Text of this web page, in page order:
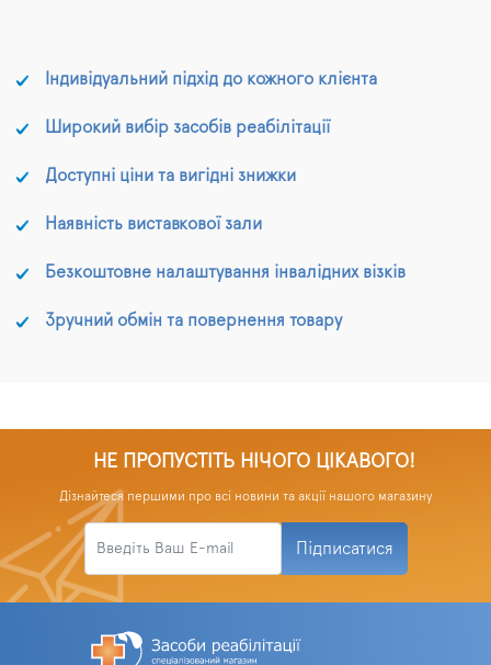
Індивідуальний підхід до кожного клієнта
Широкий вибір засобів реабілітації
Доступні ціни та вигідні знижки
Наявність виставкової зали
Безкоштовне налаштування інвалідних візків
Зручний обмін та повернення товару
НЕ ПРОПУСТІТЬ НІЧОГО ЦІКАВОГО!
Дізнайтеся першими про всі новини та акції нашого магазину
Підписатися